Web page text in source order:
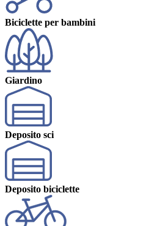
Biciclette per bambini
Giardino
Deposito sci
Deposito biciclette